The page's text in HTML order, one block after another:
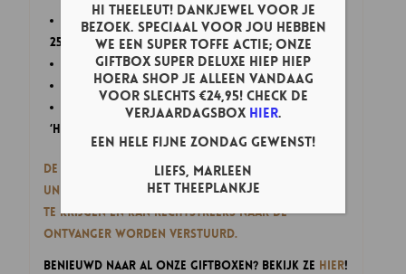
4 grote zakken losse thee (voor ongeveer
25 kopjes per zak)
een Lottea Thee Maatlepel
een Lottea Theezeefje
een Lottea aardewerk Theemok met tekst
‘Hoera’
De Giftbox Super Deluxe ‘Hiep Hiep Hoera’ is een
uniek en origineel thee cadeau om te geven én
te krijgen en kan rechtstreeks naar de
ontvanger worden verstuurd.
Benieuwd naar al onze Giftboxen? Bekijk ze hier!
Hi theeleut! Dankjewel voor je
bezoek. Speciaal voor jou hebben
we een super toffe actie; onze
Giftbox Super Deluxe Hiep Hiep
Hoera shop je ALLEEN vandaag
voor slechts €24,95! Check de
verjaardagsbox hier.
Een hele fijne zondag gewenst!
Liefs, Marleen
Het Theeplankje